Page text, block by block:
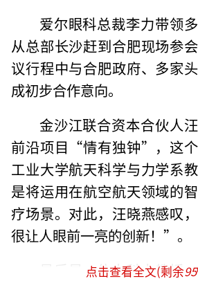
爱尔眼科总裁李力带领
从总部长沙赶到合肥现场参
议行程中与合肥政府、多家
成初步合作意向。
金沙江联合资本合伙人
前沿项目“情有独钟”，这
工业大学航天科学与力学系
是将运用在航空航天领域的
疗场景。对此，汪晓燕感叹
很让人眼前一亮的创新！”。
最后是一位中科大教授
点击查看全文(剩余95